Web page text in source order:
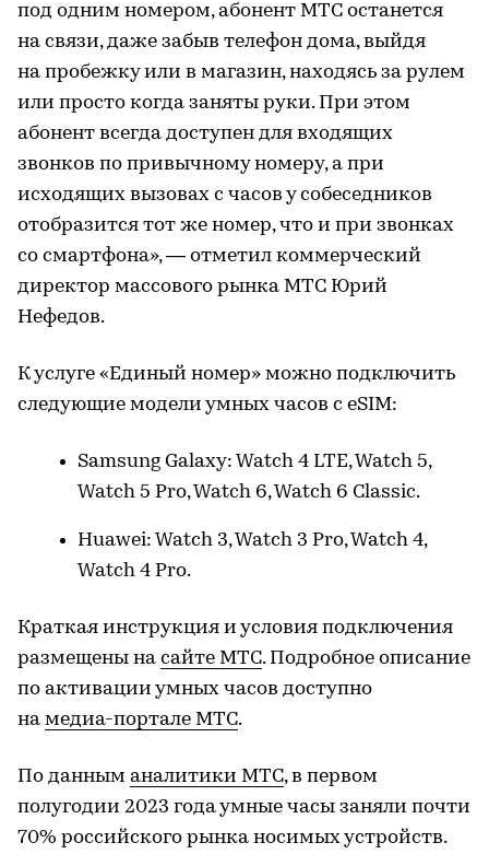
под одним номером, абонент МТС останется
на связи, даже забыв телефон дома, выйдя
на пробежку или в магазин, находясь за рулем
или просто когда заняты руки. При этом
абонент всегда доступен для входящих
звонков по привычному номеру, а при
исходящих вызовах с часов у собеседников
отобразится тот же номер, что и при звонках
со смартфона», — отметил коммерческий
директор массового рынка МТС Юрий
Нефедов.
К услуге «Единый номер» можно подключить
следующие модели умных часов с eSIM:
Samsung Galaxy: Watch 4 LTE, Watch 5,
Watch 5 Pro, Watch 6, Watch 6 Classic.
Huawei: Watch 3, Watch 3 Pro, Watch 4,
Watch 4 Pro.
Краткая инструкция и условия подключения
размещены на сайте МТС. Подробное описание
по активации умных часов доступно
на медиа-портале МТС.
По данным аналитики МТС, в первом
полугодии 2023 года умные часы заняли почти
70% российского рынка носимых устройств.